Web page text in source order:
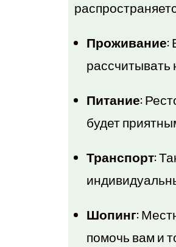
Проживание:
рассчитывать
Питание:
будет
Транспорт:
Шопинг:
помочь вам и